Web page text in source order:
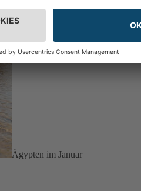
Ägypten im Januar